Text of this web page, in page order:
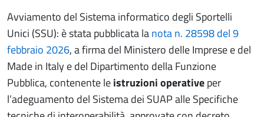
Avviamento del Sistema informatico degli Sportelli
Unici (SSU): è stata pubblicata lanota n. 28598 del 9
febbraio 2026, a firma del Ministero delle Imprese e del
Made in Italy e del Dipartimento della Funzione
Pubblica, contenente leistruzioni operativeper
l’adeguamento del Sistema dei SUAP alle Specifiche